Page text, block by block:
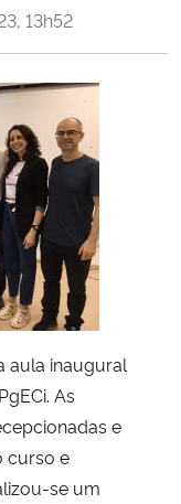
13h52
aula inaugural
As
e
curso e
se um